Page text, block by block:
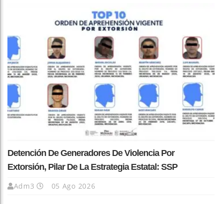
Detención De Generadores De Violencia Por
Extorsión, Pilar De La Estrategia Estatal: SSP
Adm3 05 Ago 2026